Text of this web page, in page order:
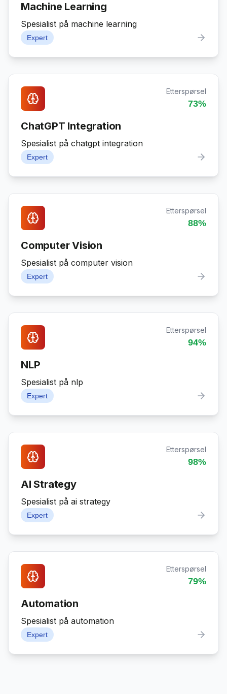
Machine Learning
Spesialist på machine learning
Expert
Etterspørsel
73%
ChatGPT Integration
Spesialist på chatgpt integration
Expert
Etterspørsel
88%
Computer Vision
Spesialist på computer vision
Expert
Etterspørsel
94%
NLP
Spesialist på nlp
Expert
Etterspørsel
98%
AI Strategy
Spesialist på ai strategy
Expert
Etterspørsel
79%
Automation
Spesialist på automation
Expert